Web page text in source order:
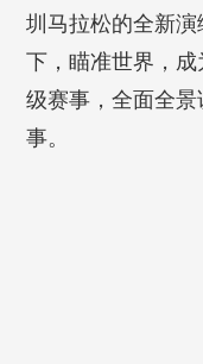
圳马拉松的全新
下，瞄准世界，
级赛事，全面全
事。